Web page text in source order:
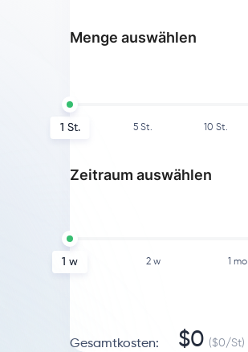
Menge auswählen
1 St. 5 St. 10 St.
Zeitraum auswählen
1 w 2 w 1 mo
Gesamtkosten: $0 ($0/St)